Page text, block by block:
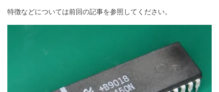
特徴などについては前回の記事を参照してください。